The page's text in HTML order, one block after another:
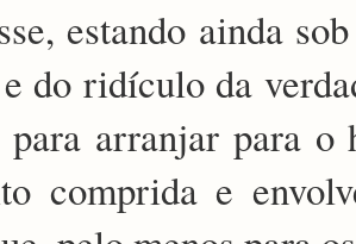
estando ainda
do ridículo da
arranjar para o
comprida e